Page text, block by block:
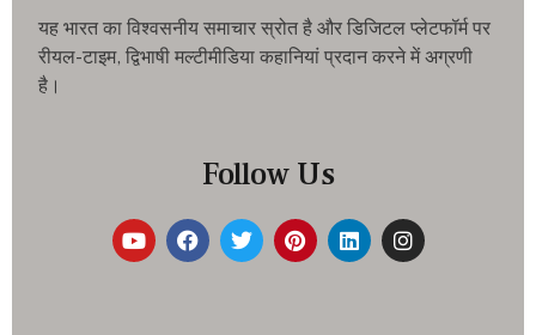
यह भारत का विश्वसनीय समाचार स्रोत है और डिजिटल प्लेटफॉर्म पर
रीयल-टाइम, द्विभाषी मल्टीमीडिया कहानियां प्रदान करने में अग्रणी
है।
Follow Us